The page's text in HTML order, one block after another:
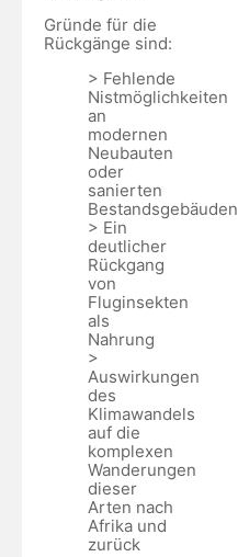
Gründe für die
Rückgänge sind:
> Fehlende
Nistmöglichkeiten
an
modernen
Neubauten
oder
sanierten
Bestandsgebäuden
> Ein
deutlicher
Rückgang
von
Fluginsekten
als
Nahrung
>
Auswirkungen
des
Klimawandels
auf die
komplexen
Wanderungen
dieser
Arten nach
Afrika und
zurück